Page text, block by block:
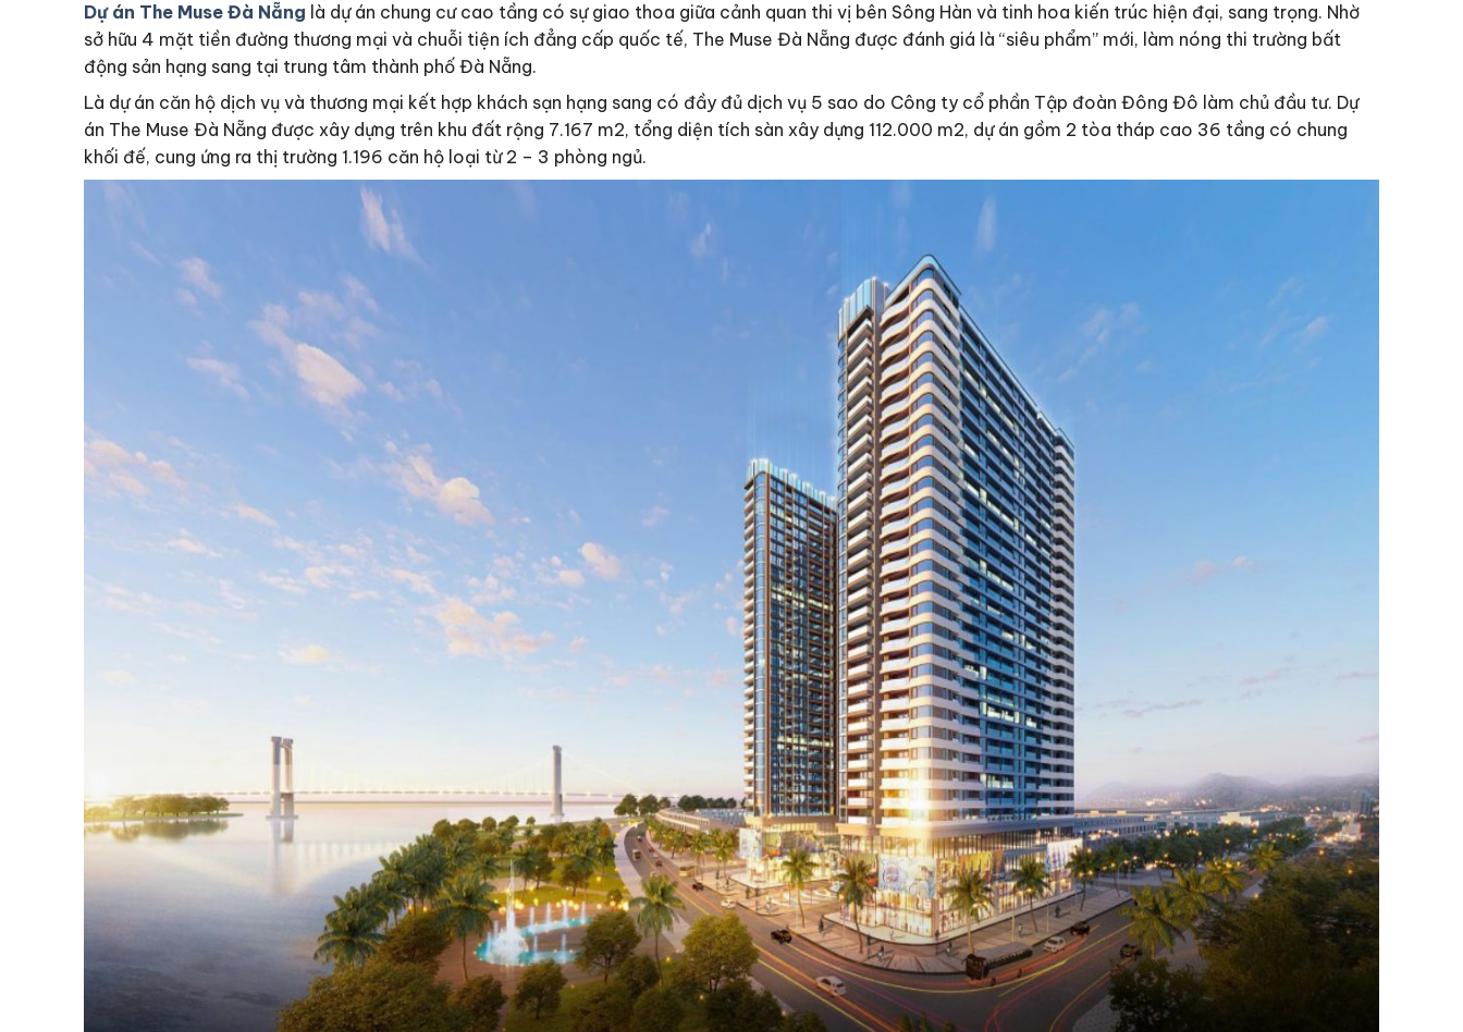
Dự án The Muse Đà Nẵng là dự án chung cư cao tầng có sự giao thoa giữa cảnh quan thi vị bên Sông Hàn và tinh hoa kiến trúc hiện đại, sang trọng. Nhờ
sở hữu 4 mặt tiền đường thương mại và chuỗi tiện ích đẳng cấp quốc tế, The Muse Đà Nẵng được đánh giá là “siêu phẩm” mới, làm nóng thi trường bất
động sản hạng sang tại trung tâm thành phố Đà Nẵng.
Là dự án căn hộ dịch vụ và thương mại kết hợp khách sạn hạng sang có đầy đủ dịch vụ 5 sao do Công ty cổ phần Tập đoàn Đông Đô làm chủ đầu tư. Dự
án The Muse Đà Nẵng được xây dựng trên khu đất rộng 7.167 m2, tổng diện tích sàn xây dựng 112.000 m2, dự án gồm 2 tòa tháp cao 36 tầng có chung
khối đế, cung ứng ra thị trường 1.196 căn hộ loại từ 2 – 3 phòng ngủ.